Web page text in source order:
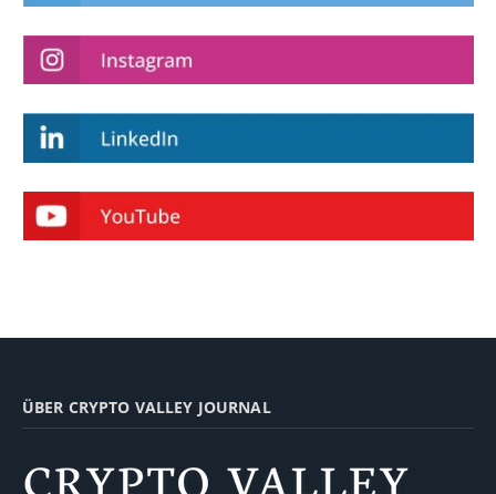
ÜBER CRYPTO VALLEY JOURNAL